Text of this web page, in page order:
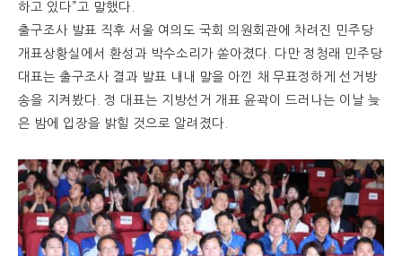
하고 있다”고 말했다.
출구조사 발표 직후 서울 여의도 국회 의원회관에 차려진 민주당
개표상황실에서 환성과 박수소리가 쏟아졌다. 다만 정청래 민주당
대표는 출구조사 결과 발표 내내 말을 아낀 채 무표정하게 선거방
송을 지켜봤다. 정 대표는 지방선거 개표 윤곽이 드러나는 이날 늦
은 밤에 입장을 밝힐 것으로 알려졌다.